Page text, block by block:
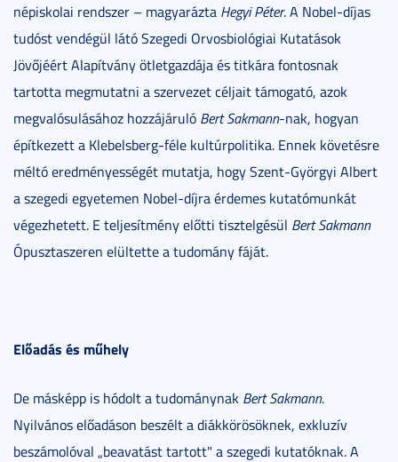
népiskolai rendszer – magyarázta Hegyi Péter. A Nobel-díjas
tudóst vendégül látó Szegedi Orvosbiológiai Kutatások
Jövőjéért Alapítvány ötletgazdája és titkára fontosnak
tartotta megmutatni a szervezet céljait támogató, azok
megvalósulásához hozzájáruló Bert Sakmann-nak, hogyan
építkezett a Klebelsberg-féle kultúrpolitika. Ennek követésre
méltó eredményességét mutatja, hogy Szent-Györgyi Albert
a szegedi egyetemen Nobel-díjra érdemes kutatómunkát
végezhetett. E teljesítmény előtti tisztelgésül Bert Sakmann
Ópusztaszeren elültette a tudomány fáját.
Előadás és műhely
De másképp is hódolt a tudománynak Bert Sakmann.
Nyilvános előadáson beszélt a diákkörösöknek, exkluzív
beszámolóval „beavatást tartott" a szegedi kutatóknak. A